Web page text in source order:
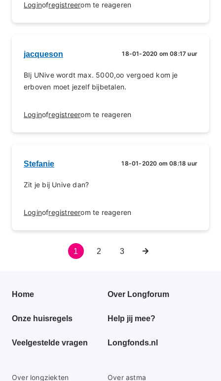
Loginofregistreerom te reageren
jacqueson 18-01-2020 om 08:17 uur
BIj UNive wordt max. 5000,oo vergoed kom je
erboven moet jezelf bijbetalen.
Loginofregistreerom te reageren
Stefanie 18-01-2020 om 08:18 uur
Zit je bij Unive dan?
Loginofregistreerom te reageren
Huidige
1 Pagina
2 Pagina
3
Volgende
Primair
menu
Home Over Longforum
Onze huisregels Help jij mee?
Veelgestelde vragen Longfonds.nl
Secundaire
Over longziekten Over astma